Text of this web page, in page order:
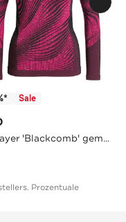
Sale
Baselayer 'Blackcomb' gemustert
Prozentuale